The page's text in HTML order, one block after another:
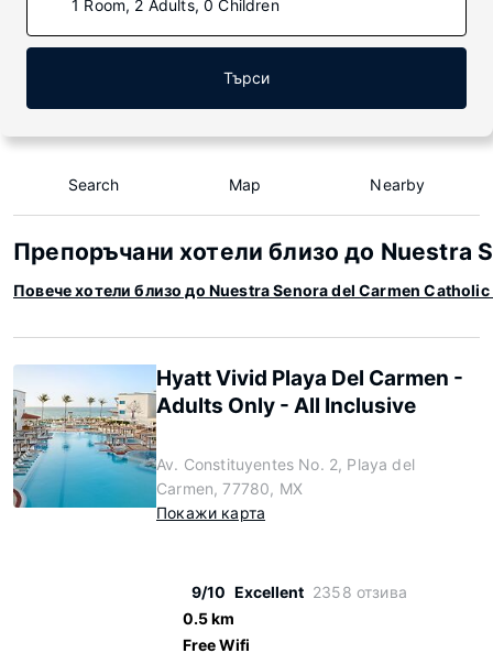
1 Room, 2 Adults, 0 Children
Търси
Search Map Nearby
Препоръчани хотели близо до Nuestra
Повече хотели близо до Nuestra Senora del Carmen
Hyatt Vivid Playa Del Carmen -
Adults Only - All Inclusive
Av. Constituyentes No. 2, Playa del
Carmen, 77780, MX
Покажи карта
9/10 Excellent 2358 отзива
0.5 km
Free Wifi